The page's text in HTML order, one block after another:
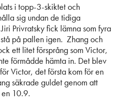
i topp-3-skiktet och
sig undan de tidiga
Privratsky fick lämna som fyra
på pallen igen. Zhang och
ett litet försprång som Victor,
förmådde hämta in. Det blev
Victor, det första kom för en
säkrade guldet genom att
10.9.